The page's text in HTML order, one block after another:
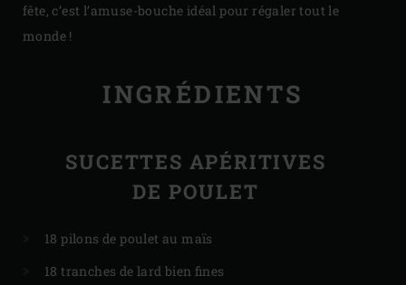
fête, c’est l’amuse-bouche idéal pour régaler tout le
monde !
INGRÉDIENTS
SUCETTES APÉRITIVES
DE POULET
18 pilons de poulet au maïs
18 tranches de lard bien fines